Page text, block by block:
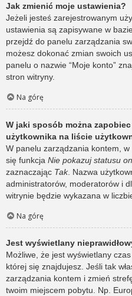
Jak zmienić moje ustawienia?
Jeżeli jesteś zarejestrowanym
ustawienia są zapisywane w
przejdź do panelu zarządzania
możesz dokonać zmian swoich
panelu o nazwie “Moje konto”
stron witryny.
Na górę
W jaki sposób można
użytkownika na liście
W panelu zarządzania kontem, w
się funkcja Nie pokazuj statusu
zaznaczając Tak. Nazwa
administratorów, moderatorów i
witrynie będzie wykazana w
Na górę
Jest wyświetlany
Możliwe, że jest wyświetlany
której się znajdujesz. Jeśli tak
zarządzania kontem i zmień
twoim miejscem pobytu. Np.